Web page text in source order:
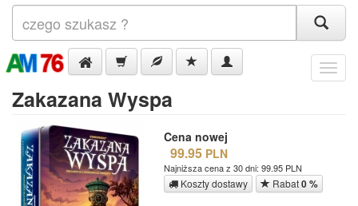
Menu
Zakazana Wyspa
Cena nowej
99.95 PLN
Najniższa cena z 30 dni: 99.95 PLN
Koszty dostawy Rabat0 %